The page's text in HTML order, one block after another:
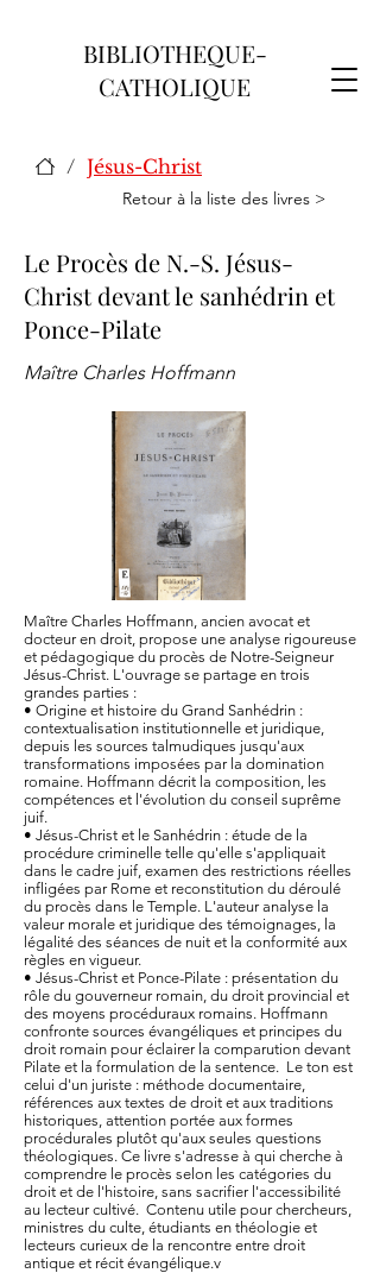
BIBLIOTHEQUE-
CATHOLIQUE
/ Jésus-Christ
Retour à la liste des livres >
Le Procès de N.-S. Jésus-
Christ devant le sanhédrin et
Ponce-Pilate
Maître Charles Hoffmann
Maître Charles Hoffmann, ancien avocat et
docteur en droit, propose une analyse rigoureuse
et pédagogique du procès de Notre-Seigneur
Jésus-Christ. L'ouvrage se partage en trois
grandes parties :
• Origine et histoire du Grand Sanhédrin :
contextualisation institutionnelle et juridique,
depuis les sources talmudiques jusqu'aux
transformations imposées par la domination
romaine. Hoffmann décrit la composition, les
compétences et l'évolution du conseil suprême
juif.
• Jésus-Christ et le Sanhédrin : étude de la
procédure criminelle telle qu'elle s'appliquait
dans le cadre juif, examen des restrictions réelles
infligées par Rome et reconstitution du déroulé
du procès dans le Temple. L'auteur analyse la
valeur morale et juridique des témoignages, la
légalité des séances de nuit et la conformité aux
règles en vigueur.
• Jésus-Christ et Ponce-Pilate : présentation du
rôle du gouverneur romain, du droit provincial et
des moyens procéduraux romains. Hoffmann
confronte sources évangéliques et principes du
droit romain pour éclairer la comparution devant
Pilate et la formulation de la sentence. Le ton est
celui d'un juriste : méthode documentaire,
références aux textes de droit et aux traditions
historiques, attention portée aux formes
procédurales plutôt qu'aux seules questions
théologiques. Ce livre s'adresse à qui cherche à
comprendre le procès selon les catégories du
droit et de l'histoire, sans sacrifier l'accessibilité
au lecteur cultivé. Contenu utile pour chercheurs,
ministres du culte, étudiants en théologie et
lecteurs curieux de la rencontre entre droit
antique et récit évangélique.v